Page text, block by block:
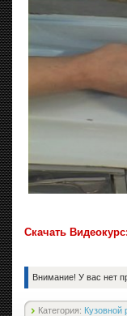
Скачать
Внимание! У вас нет
Категория: Кузовной